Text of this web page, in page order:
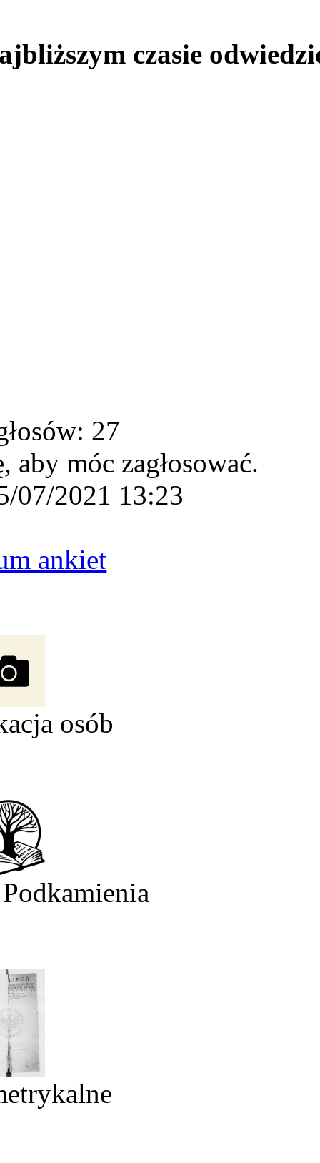
czasie
27
aby móc zagłosować.
07/2021 13:23
ankiet
osób